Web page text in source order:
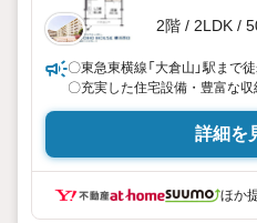
2階 / 2LDK /
〇東急東横線「大倉山」駅まで
〇充実した住宅設備・豊富な
〇スーパーやドラッグストア
ーーーーYahoo！ 不動産キャ
当店で物件を成約すると
「Yahoo！ 不動産 物件ご成約キ
詳細を
ほか